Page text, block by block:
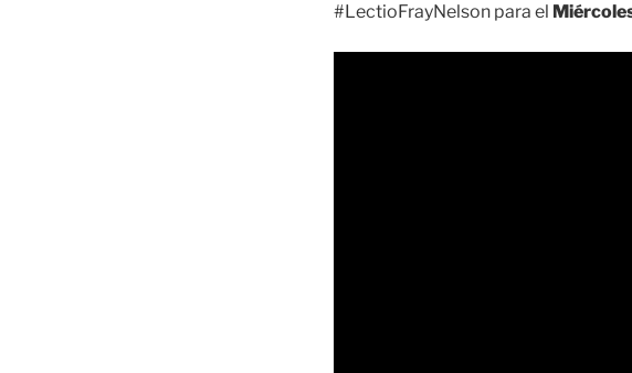
#LectioFrayNelson para el